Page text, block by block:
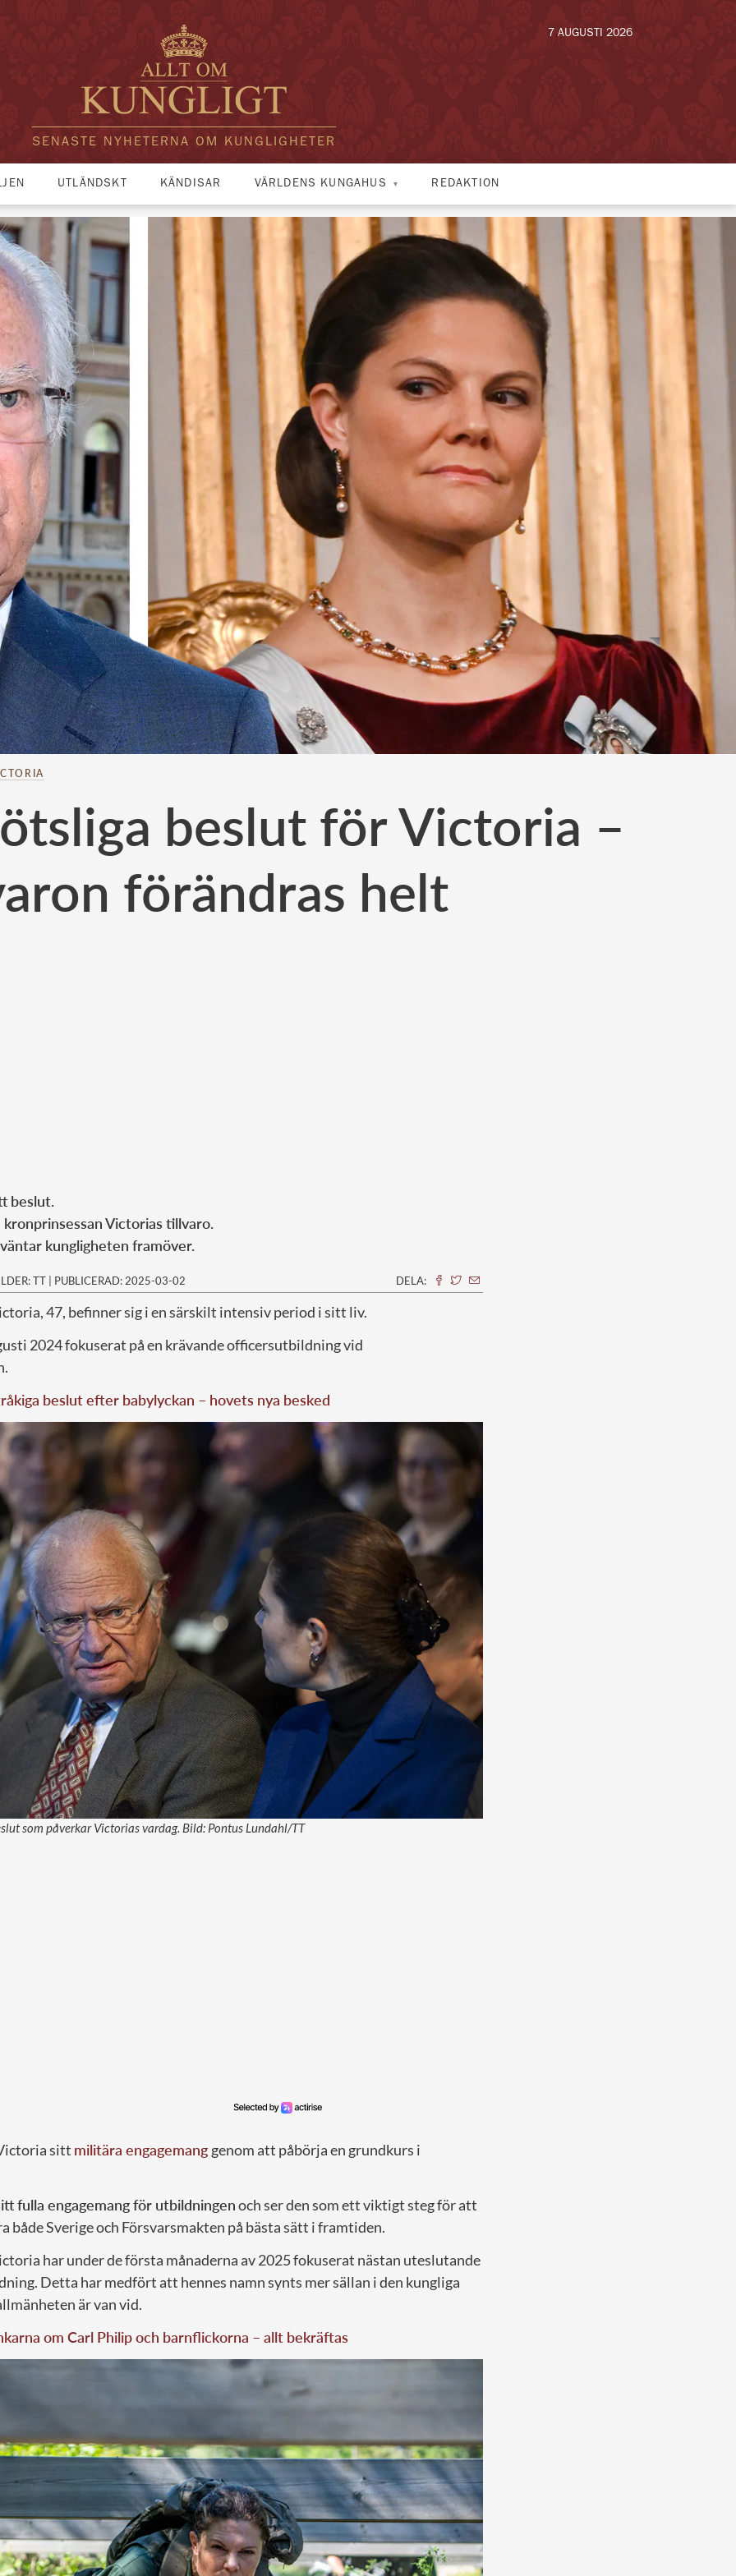
SENASTE NYHETERNA OM KUNGLIGHETER
7 AUGUSTI 2026
UTLÄNDSKT KÄNDISAR VÄRLDENS KUNGAHUS REDAKTION
beslut för Victoria –
förändras helt
beslut.
Victorias tillvaro.
kungligheten framöver.
TT | PUBLICERAD: 2025-03-02 DELA:
47, befinner sig i en särskilt intensiv period i sitt liv.
2024 fokuserat på en krävande officersutbildning vid
beslut efter babylyckan – hovets nya besked
som påverkar Victorias vardag. Bild: Pontus Lundahl/TT
sitt militära engagemang genom att påbörja en grundkurs i
fulla engagemang för utbildningenoch ser den som ett viktigt steg för att
både Sverige och Försvarsmakten på bästa sätt i framtiden.
har under de första månaderna av 2025 fokuserat nästan uteslutande
Detta har medfört att hennes namn synts mer sällan i den kungliga
är van vid.
om Carl Philip och barnflickorna – allt bekräftas